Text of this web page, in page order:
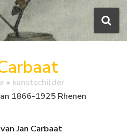
• kunstschilder
1866-1925 Rhenen
Jan Carbaat